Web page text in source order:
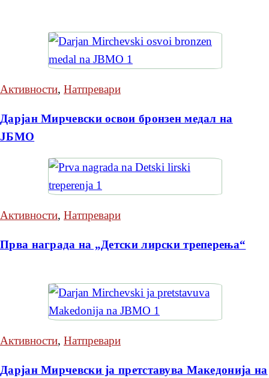
Активности, Натпревари
Дарјан Мирчевски освои бронзен медал на
ЈБМО
Активности, Натпревари
Прва награда на „Детски лирски треперења“
Активности, Натпревари
Дарјан Мирчевски ја претставува Македонија на